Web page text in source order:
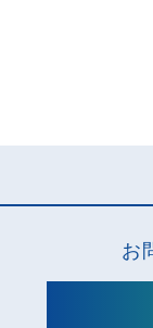
お